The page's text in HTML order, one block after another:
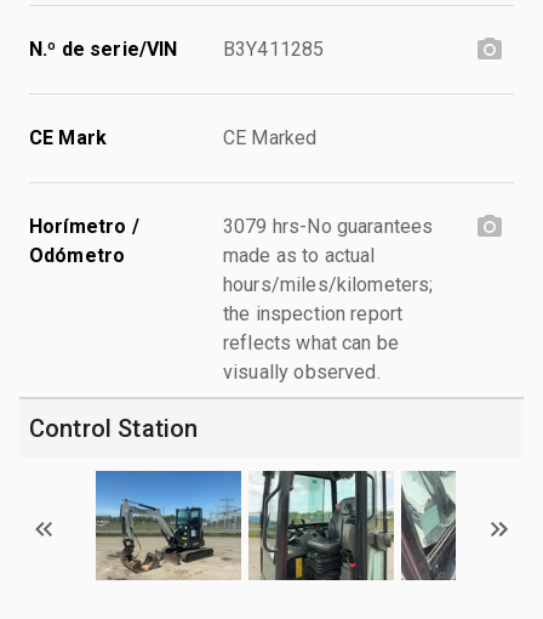
N.º de serie/VIN B3Y411285
CE Mark CE Marked
Horímetro /
Odómetro
3079 hrs-No guarantees
made as to actual
hours/miles/kilometers;
the inspection report
reflects what can be
visually observed.
Control Station